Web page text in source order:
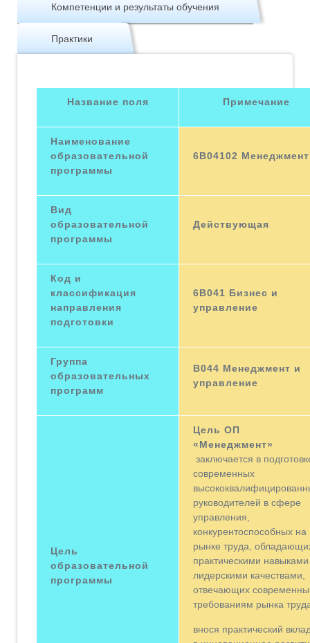
Компетенции и результаты обучения
Практики
Название поля Примечание
Наименование
образовательной
программы
6В04102 Менеджмент
Вид
образовательной
программы
Действующая
Код и
классификация
направления
подготовки
6В041 Бизнес и
управление
Группа
образовательных
программ
В044 Менеджмент и
управление
Цель
образовательной
программы
Цель ОП
«Менеджмент»
заключается в
современных
руководителей в сфере
управления,
конкурентоспособных на
рынке труда,
практическими
лидерскими качествами,
отвечающих
требованиям рынка
внося практический